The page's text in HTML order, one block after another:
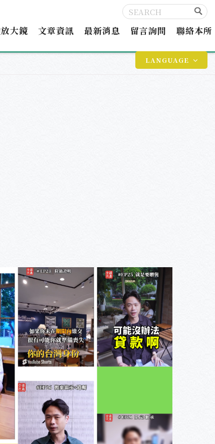
LANGUAGE
大鏡 文章資訊 最新消息 留言詢問 聯絡本所